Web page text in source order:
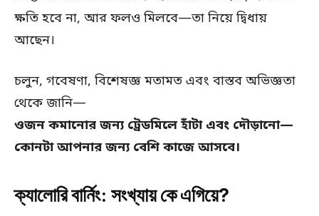
ক্ষতি হবে না, আর ফলও মিলবে—তা নিয়ে দ্বিধায়
আছেন।
চলুন, গবেষণা, বিশেষজ্ঞ মতামত এবং বাস্তব অভিজ্ঞতা
থেকে জানি—
ওজন কমানোর জন্য ট্রেডমিলে হাঁটা এবং দৌড়ানো—
কোনটা আপনার জন্য বেশি কাজে আসবে।
ক্যালোরি বার্নিং: সংখ্যায় কে এগিয়ে?